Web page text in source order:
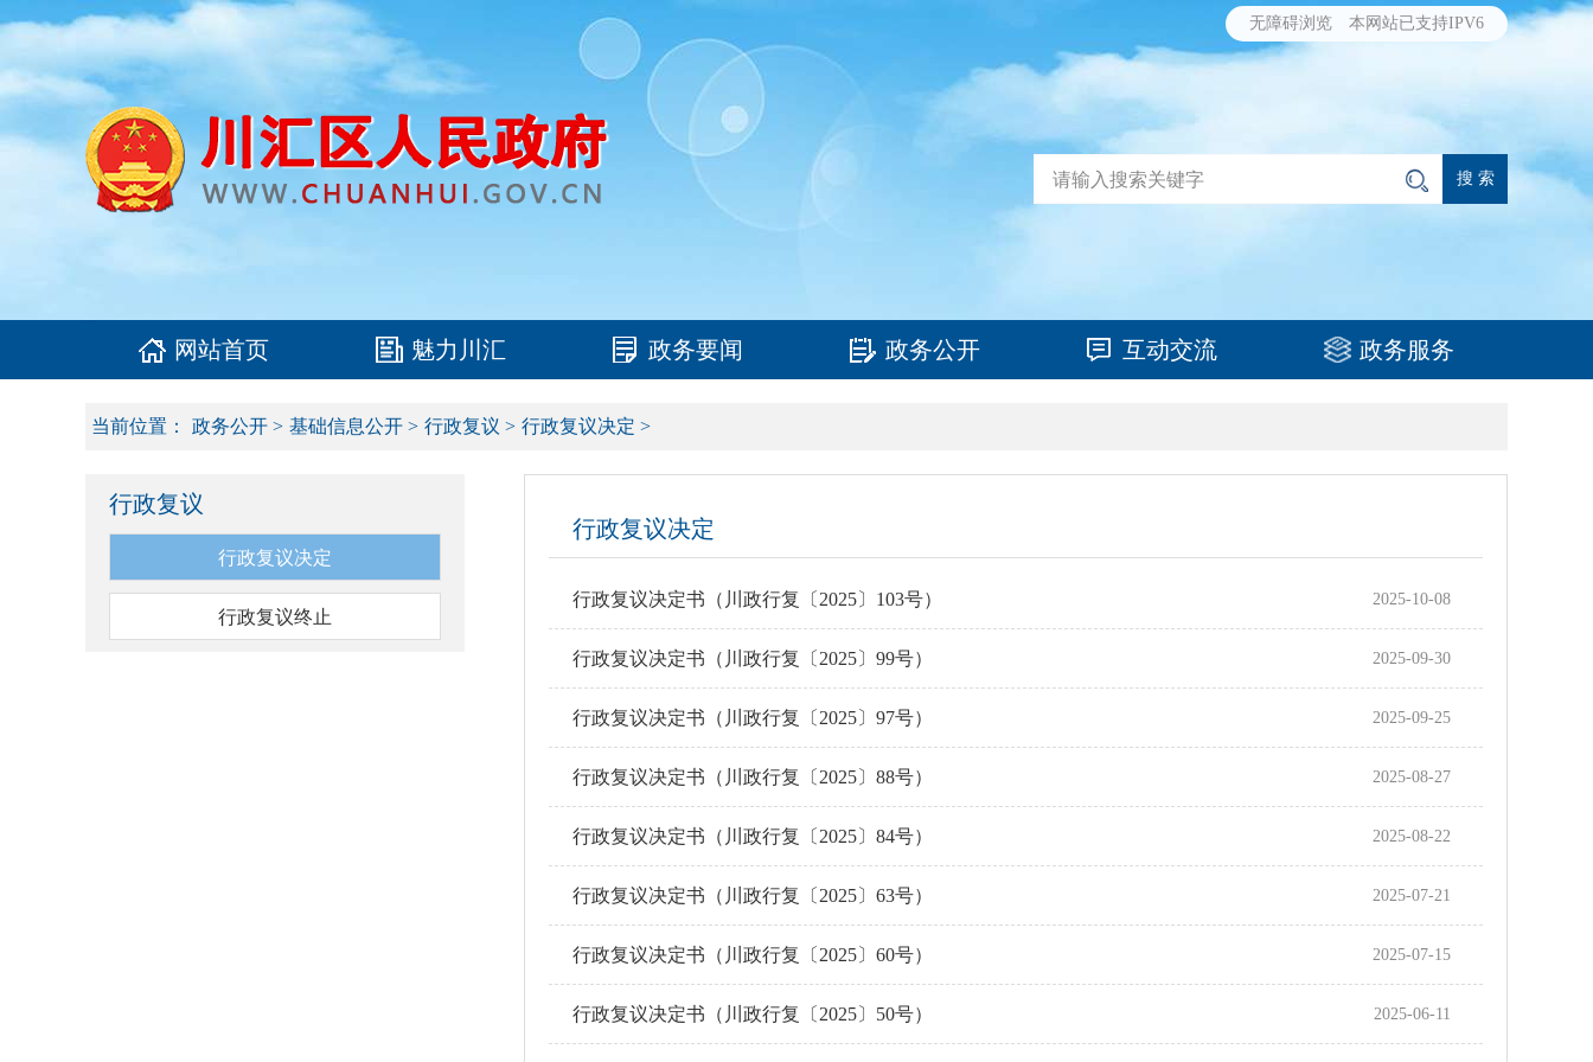
无障碍浏览 本网站已支持IPV6
网站首页 魅力川汇 政务要闻 政务公开 互动交流 政务服务
当前位置： 政务公开 > 基础信息公开 > 行政复议 > 行政复议决定 >
行政复议
行政复议决定
行政复议终止
行政复议决定
行政复议决定书（川政行复〔2025〕103号） 2025-10-08
行政复议决定书（川政行复〔2025〕99号） 2025-09-30
行政复议决定书（川政行复〔2025〕97号） 2025-09-25
行政复议决定书（川政行复〔2025〕88号） 2025-08-27
行政复议决定书（川政行复〔2025〕84号） 2025-08-22
行政复议决定书（川政行复〔2025〕63号） 2025-07-21
行政复议决定书（川政行复〔2025〕60号） 2025-07-15
行政复议决定书（川政行复〔2025〕50号） 2025-06-11